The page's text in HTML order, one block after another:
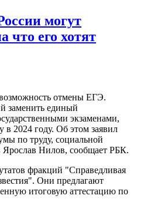
могут
что его хотят
отмены ЕГЭ.
заменить единый
экзаменами,
в 2024 году. Об этом заявил
по труду, социальной
Ярослав Нилов, сообщает РБК.
фракций "Справедливая
Они предлагают
итоговую аттестацию по